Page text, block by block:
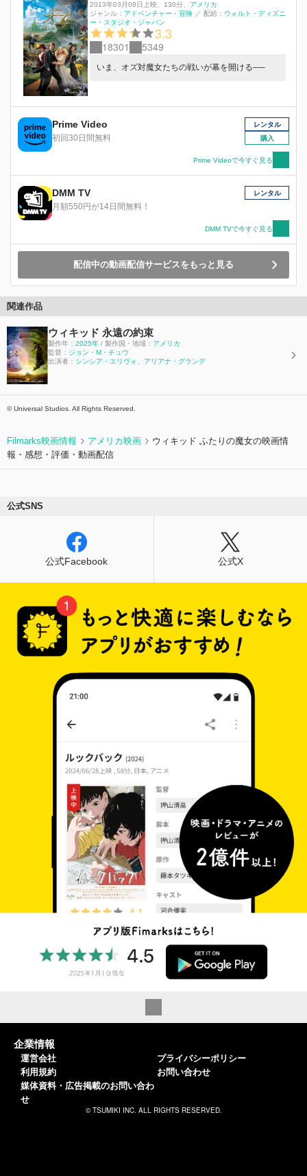
2013年03月08日上映 130分
アメリカ
ジャンル： アドベンチャー・冒険 ／ 配給： ウォルト・ディズニ
ー・スタジオ・ジャパン
3.3
18301 5349
いま、オズ対魔女たちの戦いが幕を開ける──
Prime Video
初回30日間無料
レンタル
購入
Prime Videoで今すぐ見る
DMM TV
月額550円が14日間無料！
レンタル
DMM TVで今すぐ見る
配信中の動画配信サービスをもっと見る
関連作品
ウィキッド 永遠の約束
製作年： 2025年 / 製作国・地域： アメリカ
監督： ジョン・M・チュウ
出演者： シンシア・エリヴォ アリアナ・グランデ
© Universal Studios. All Rights Reserved.
Filmarks映画情報 アメリカ映画
ウィキッド ふたりの魔女の映画情
報・感想・評価・動画配信
公式SNS
公式Facebook 公式X
企業情報
運営会社
利用規約
媒体資料・広告掲載のお問い合わ
せ
プライバシーポリシー
お問い合わせ
© TSUMIKI INC. ALL RIGHTS RESERVED.